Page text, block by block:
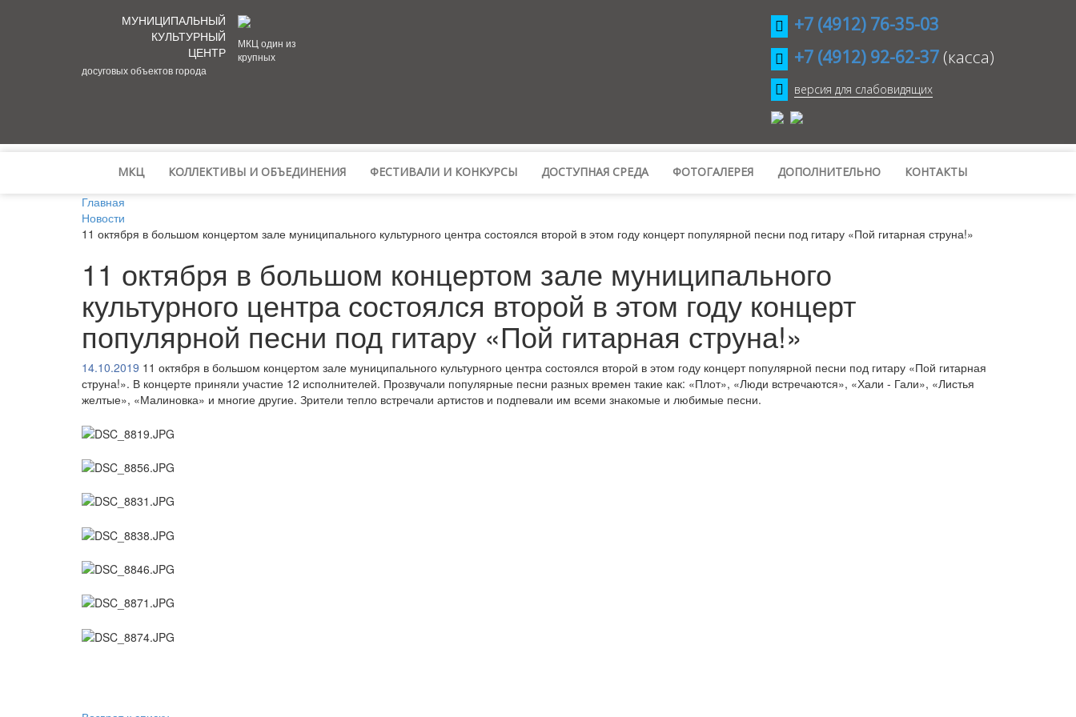
МУНИЦИПАЛЬНЫЙ
КУЛЬТУРНЫЙ
ЦЕНТР
МКЦ один из
крупных
досуговых объектов города
+7 (4912) 76-35-03
+7 (4912) 92-62-37 (касса)
версия для слабовидящих
МКЦ КОЛЛЕКТИВЫ И ОБЪЕДИНЕНИЯ ФЕСТИВАЛИ И КОНКУРСЫ ДОСТУПНАЯ СРЕДА ФОТОГАЛЕРЕЯ ДОПОЛНИТЕЛЬНО КОНТАКТЫ
Главная
Новости
11 октября в большом концертом зале муниципального культурного центра состоялся второй в этом году концерт популярной песни под гитару «Пой гитарная струна!»
11 октября в большом концертом зале муниципального
культурного центра состоялся второй в этом году концерт
популярной песни под гитару «Пой гитарная струна!»
14.10.2019 11 октября в большом концертом зале муниципального культурного центра состоялся второй в этом году концерт популярной песни под гитару «Пой гитарная
струна!». В концерте приняли участие 12 исполнителей. Прозвучали популярные песни разных времен такие как: «Плот», «Люди встречаются», «Хали - Гали», «Листья
желтые», «Малиновка» и многие другие. Зрители тепло встречали артистов и подпевали им всеми знакомые и любимые песни.